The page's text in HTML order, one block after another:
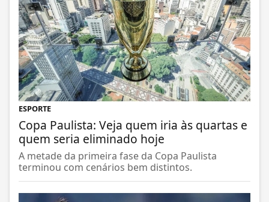
ESPORTE
Copa Paulista: Veja quem iria às quartas e
quem seria eliminado hoje
A metade da primeira fase da Copa Paulista
terminou com cenários bem distintos.